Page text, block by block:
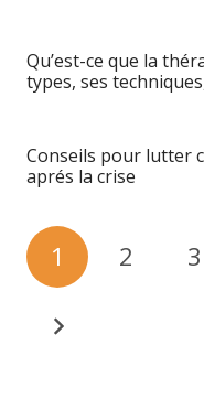
Qu’est-ce que la
types, ses
Conseils pour lutter
aprés la crise
1 2 3